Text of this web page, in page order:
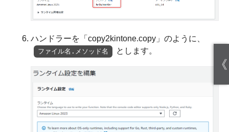
ハンドラーを「copy2kintone.copy」のように、
ファイル名.メソッド名 とします。
《